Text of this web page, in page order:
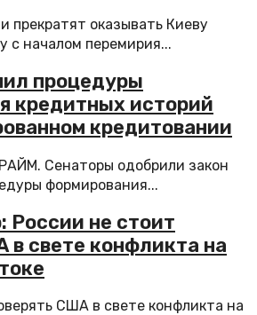
прекратят оказывать Киеву
с началом перемирия...
процедуры
кредитных историй
кредитовании
Сенаторы одобрили закон
формирования...
России не стоит
в свете конфликта на
США в свете конфликта на